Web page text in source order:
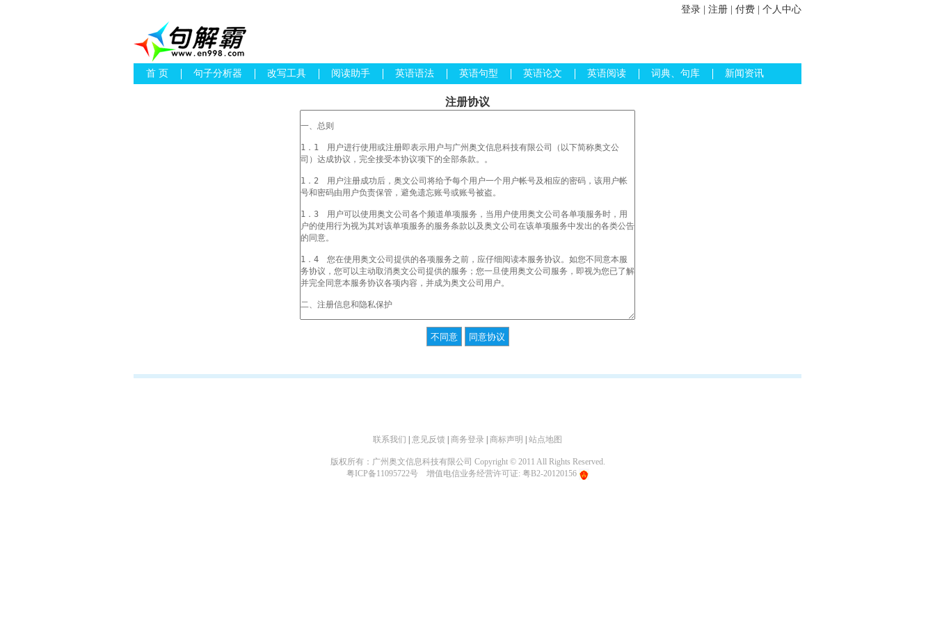
登录 注册 付费 个人中心
首 页 句子分析器 改写工具 阅读助手 英语语法 英语句型 英语论文 英语阅读 词典、句库 新闻资讯
注册协议
联系我们 意见反馈 商务登录 商标声明 站点地图
版权所有：广州奥文信息科技有限公司 Copyright © 2011 All Rights Reserved.
粤ICP备11095722号
增值电信业务经营许可证: 粤B2-20120156